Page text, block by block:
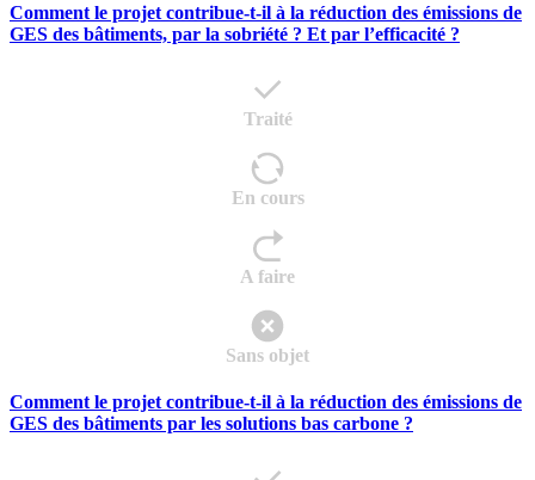
Comment le projet contribue-t-il à la réduction des émissions de
GES des bâtiments, par la sobriété ? Et par l’efficacité ?
Traité
En cours
A faire
Sans objet
Comment le projet contribue-t-il à la réduction des émissions de
GES des bâtiments par les solutions bas carbone ?